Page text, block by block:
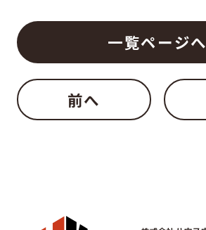
前へ
一覧ページへ